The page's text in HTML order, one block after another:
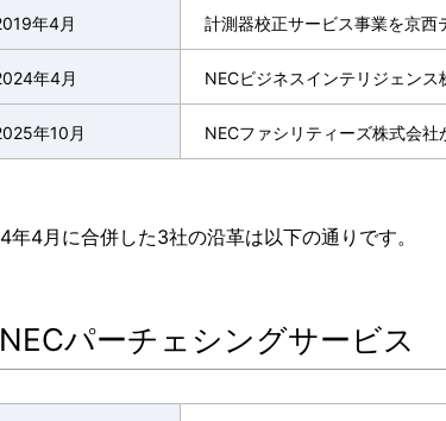
年4月 計測器校正サービス事業を京西
年4月 NECビジネスインテリジェン
年10月 NECファシリティーズ株式会
年4月に合併した3社の沿革は以下の通りです。
NECパーチェシングサービス